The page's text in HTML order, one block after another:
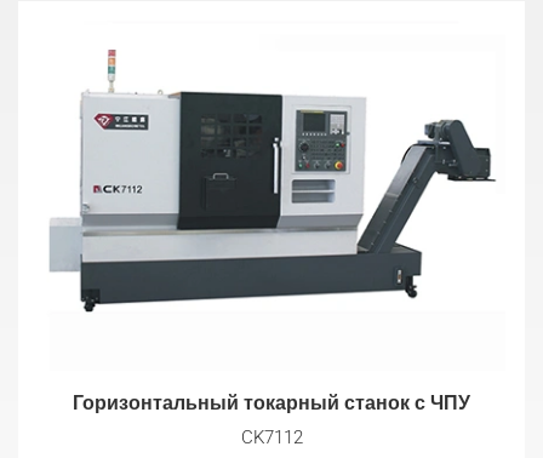
Горизонтальный токарный станок с ЧПУ
CK7112